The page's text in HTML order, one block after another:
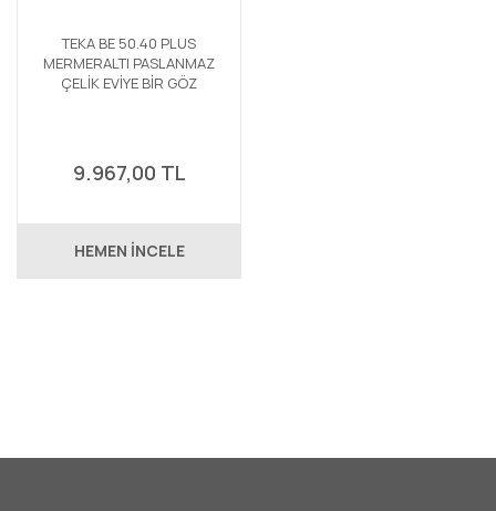
TEKA BE 50.40 PLUS
MERMERALTI PASLANMAZ
ÇELİK EVİYE BİR GÖZ
9.967,00 TL
HEMEN İNCELE